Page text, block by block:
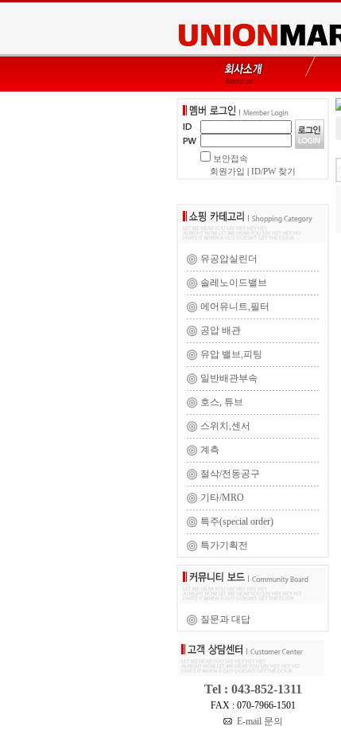
보안접속
회원가입
ID/PW 찾기
유공압실린더
솔레노이드밸브
에어유니트,필터
공압 배관
유압 밸브,피팅
일반배관부속
호스, 튜브
스위치,센서
계측
절삭/전동공구
기타/MRO
특주(special order)
특가기획전
질문과 대답
Tel : 043-852-1311
FAX : 070-7966-1501
E-mail 문의